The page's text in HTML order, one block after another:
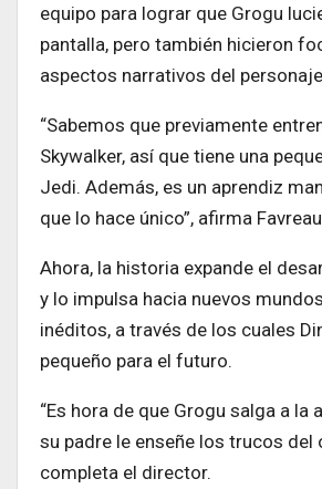
equipo para lograr que Grogu
pantalla, pero también hicieron
aspectos narrativos del
“Sabemos que previamente
Skywalker, así que tiene una
Jedi. Además, es un aprendiz
que lo hace único”, afirma
Ahora, la historia expande el
y lo impulsa hacia nuevos
inéditos, a través de los cuales
pequeño para el futuro.
“Es hora de que Grogu salga a la
su padre le enseñe los trucos del
completa el director.